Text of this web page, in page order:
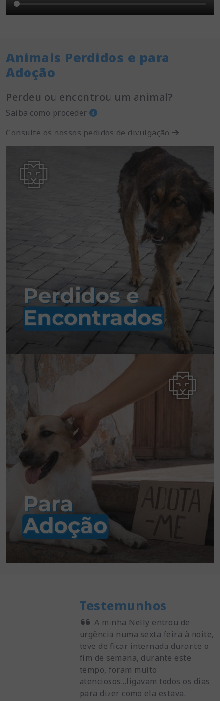
Animais Perdidos e para
Adoção
Perdeu ou encontrou um animal?
Saiba como proceder
Consulte os nossos pedidos de divulgação
Testemunhos
A minha Nelly entrou de
urgência numa sexta feira à noite,
teve de ficar internada durante o
fim de semana, durante este
tempo, foram muito
atenciosos...ligavam todos os dias
para dizer como ela estava.